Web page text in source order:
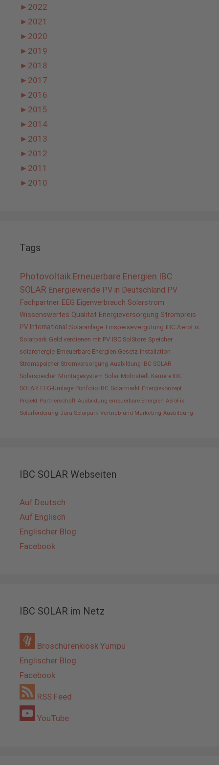
► 2022
► 2021
► 2020
► 2019
► 2018
► 2017
► 2016
► 2015
► 2014
► 2013
► 2012
► 2011
► 2010
Tags
Photovoltaik Erneuerbare Energien IBC
SOLAR Energiewende PV in Deutschland PV
Fachpartner EEG Eigenverbrauch Solarstrom
Wissenswertes Qualität Energieversorgung Strompreis
PV International Solaranlage Einspeisevergütung IBC AeroFix
Solarpark Geld verdienen mit PV IBC SolStore Speicher
solarenergie Erneuerbare Energien Gesetz Installation
Stromspeicher Stromversorgung Ausbildung IBC SOLAR
Solarspeicher Montagesystem Solar Möhrstedt Karriere IBC
SOLAR EEG-Umlage Portfolio IBC Solarmarkt Energiekonzept
Projekt Partnerschaft Ausbildung erneuerbare Energien AeroFix
Solarförderung Jura Solarpark Vertrieb und Marketing Ausbildung
IBC SOLAR Webseiten
Auf Deutsch
Auf Englisch
Englischer Blog
Facebook
IBC SOLAR im Netz
Broschürenkiosk Yumpu
Englischer Blog
Facebook
RSS Feed
YouTube